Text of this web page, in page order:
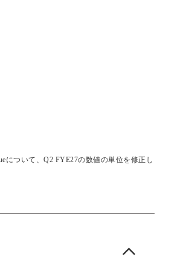
について、Q2 FYE27の数値の単位を修正し